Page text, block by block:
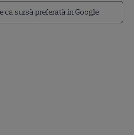
ca sursă preferată în Google